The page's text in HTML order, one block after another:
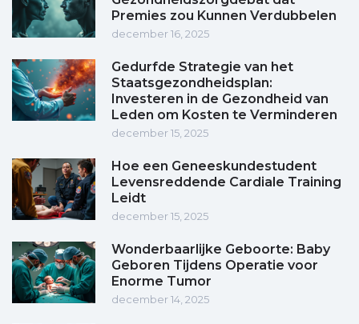
Premies zou Kunnen Verdubbelen
december 16, 2025
Gedurfde Strategie van het
Staatsgezondheidsplan:
Investeren in de Gezondheid van
Leden om Kosten te Verminderen
december 15, 2025
Hoe een Geneeskundestudent
Levensreddende Cardiale Training
Leidt
december 15, 2025
Wonderbaarlijke Geboorte: Baby
Geboren Tijdens Operatie voor
Enorme Tumor
december 14, 2025